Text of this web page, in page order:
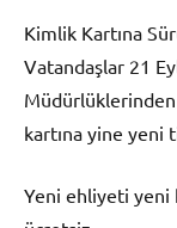
Kimlik Kartına
Vatandaşlar 21
kartına yine yeni
Yeni ehliyeti yeni